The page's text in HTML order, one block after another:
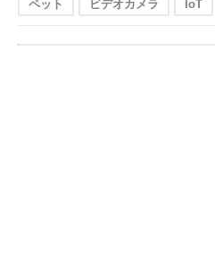
ペット ビデオカメラ IoT